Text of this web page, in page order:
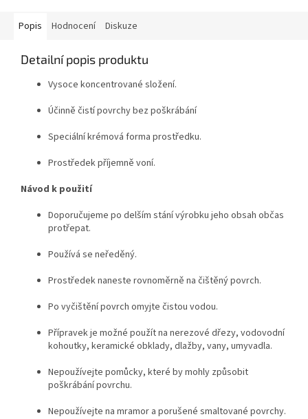
Popis Hodnocení Diskuze
Detailní popis produktu
Vysoce koncentrované složení.
Účinně čistí povrchy bez poškrábání
Speciální krémová forma prostředku.
Prostředek příjemně voní.
Návod k použití
Doporučujeme po delším stání výrobku jeho obsah občas
protřepat.
Používá se neředěný.
Prostředek naneste rovnoměrně na čištěný povrch.
Po vyčištění povrch omyjte čistou vodou.
Přípravek je možné použít na nerezové dřezy, vodovodní
kohoutky, keramické obklady, dlažby, vany, umyvadla.
Nepoužívejte pomůcky, které by mohly způsobit
poškrábání povrchu.
Nepoužívejte na mramor a porušené smaltované povrchy.